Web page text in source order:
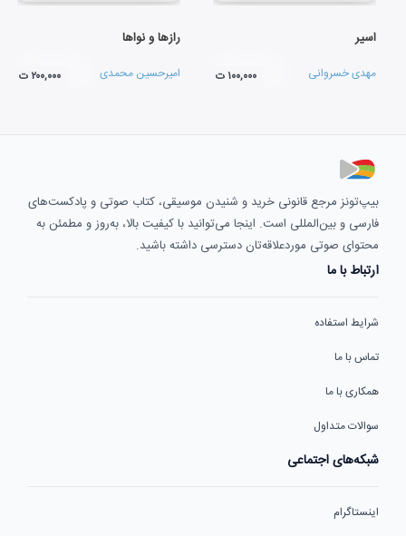
اسیر
مهدی خسروانی ۱۰۰,۰۰۰ ت
رازها و نواها
امیرحسین محمدی ۲۰۰,۰۰۰ ت
بیپ‌تونز مرجع قانونی خرید و شنیدن موسیقی، کتاب صوتی و پادکست‌های
فارسی و بین‌المللی است. اینجا می‌توانید با کیفیت بالا، به‌روز و مطمئن به
محتوای صوتی موردعلاقه‌تان دسترسی داشته باشید.
ارتباط با ما
شرایط استفاده
تماس با ما
همکاری با ما
سوالات متداول
شبکه‌های اجتماعی
اینستاگرام